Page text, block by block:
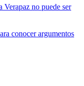
Verapaz no puede ser
conocer argumentos